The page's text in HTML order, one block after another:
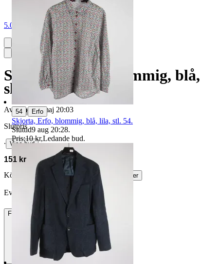
5.0
Skjorta, Oscar, blommig, blå,
slim, stl. 43.
Avslutad 17 maj 20:03
Slutpris
∙ Visa bud
151 kr
Köparskydd är valfritt hos företag.
Läs mer
Evjol vann auktionen
Frakt 85 kr DSV
54 | Erfo
Skjorta, Erfo, blommig, blå, lila, stl. 54.
Sluttid9 aug 20:28.
Pris:10 kr,Ledande bud.